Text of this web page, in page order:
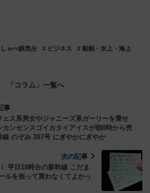
ゃべ鉄気分 # ビジネス
# 船舶・水上・海上
「コラム」一覧へ
事
ェス系男女やジャニーズ系ガーリーを乗せ
カンセンスゴイカタイアイスが朝8時から売
線 のぞみ 287号 にぎやかにぎやか
次の記事
ルを焦って買わなくてよかっ